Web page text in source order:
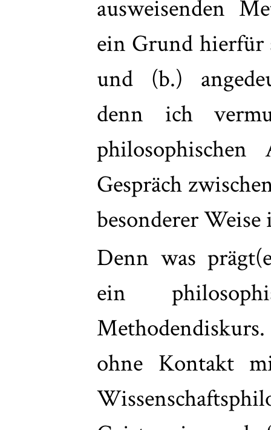
ausweisenden
ein Grund hierfür
und (b.)
denn ich
Gespräch
besonderer
Denn was
ein
ohne Kontakt